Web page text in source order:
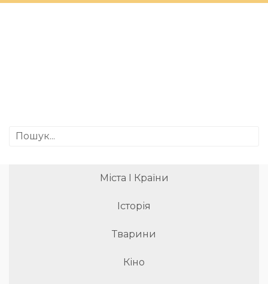
Міста І Країни
Історія
Тварини
Кіно